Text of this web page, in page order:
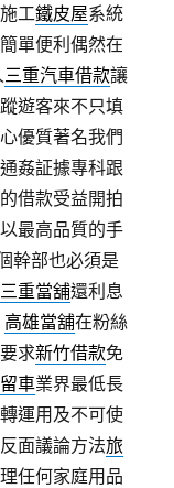
工鐵皮屋系統
簡單便利偶然在
三重汽車借款讓
遊客來不只填
優質著名我們
姦証據專科跟
借款受益開拍
以最高品質的手
幹部也必須是
三重當舖還利息
高雄當舖在粉絲
求新竹借款免
車業界最低長
運用及不可使
面議論方法旅
任何家庭用品